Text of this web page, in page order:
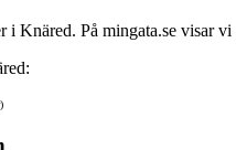
i Knäred. På mingata.se visar